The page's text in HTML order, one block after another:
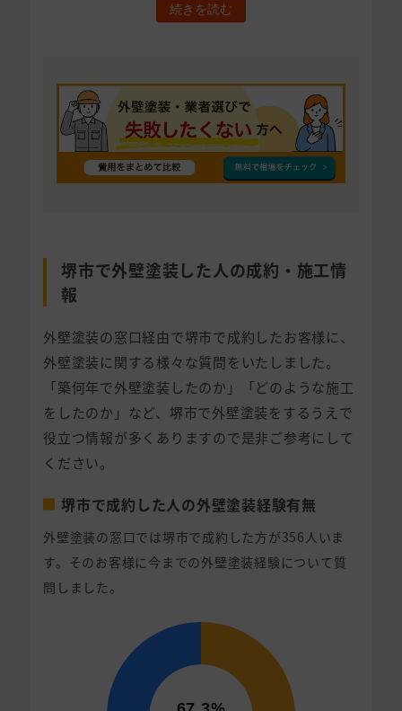
続きを読む
堺市で外壁塗装した人の成約・施工情
報
外壁塗装の窓口経由で堺市で成約したお客様に、
外壁塗装に関する様々な質問をいたしました。
「築何年で外壁塗装したのか」「どのような施工
をしたのか」など、堺市で外壁塗装をするうえで
役立つ情報が多くありますので是非ご参考にして
ください。
堺市で成約した人の外壁塗装経験有無
外壁塗装の窓口では堺市で成約した方が356人いま
す。そのお客様に今までの外壁塗装経験について質
問しました。